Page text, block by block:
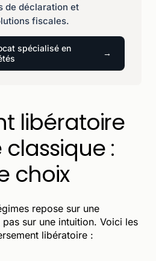
de déclaration et
fiscales.
spécialisé en
libératoire
:
choix
repose sur une
sur une intuition. Voici les
libératoire :